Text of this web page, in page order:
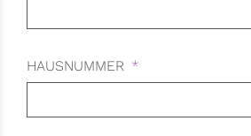
HAUSNUMMER